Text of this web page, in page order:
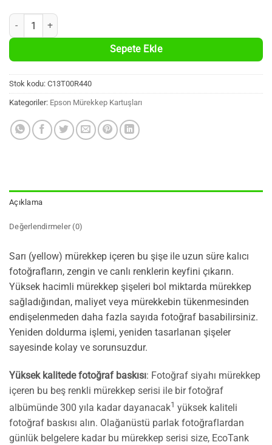
Epson 106 Eco Tank Sarı Mürekkep (Yellow, 70 ml. lik Şişe) adet
Sepete Ekle
Stok kodu: C13T00R440
Kategoriler: Epson Mürekkep Kartuşları
Açıklama
Değerlendirmeler (0)
Sarı (yellow) mürekkep içeren bu şişe ile uzun süre kalıcı
fotoğrafların, zengin ve canlı renklerin keyfini çıkarın.
Yüksek hacimli mürekkep şişeleri bol miktarda mürekkep
sağladığından, maliyet veya mürekkebin tükenmesinden
endişelenmeden daha fazla sayıda fotoğraf basabilirsiniz.
Yeniden doldurma işlemi, yeniden tasarlanan şişeler
sayesinde kolay ve sorunsuzdur.
Yüksek kalitede fotoğraf baskısı: Fotoğraf siyahı mürekkep
içeren bu beş renkli mürekkep serisi ile bir fotoğraf
albümünde 300 yıla kadar dayanacak1 yüksek kaliteli
fotoğraf baskısı alın. Olağanüstü parlak fotoğraflardan
günlük belgelere kadar bu mürekkep serisi size, EcoTank